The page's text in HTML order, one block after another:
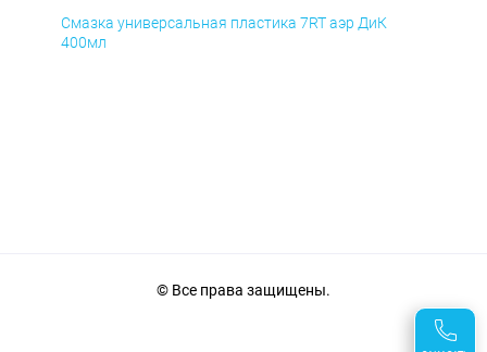
Смазка универсальная пластика 7RT аэр ДиК
400мл
© Все права защищены.